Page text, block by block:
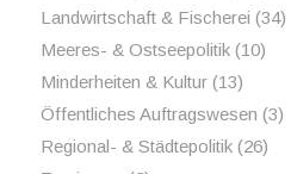
Landwirtschaft & Fischerei (34)
Meeres- & Ostseepolitik(10)
Minderheiten & Kultur(13)
Öffentliches Auftragswesen (3)
Regional- & Städtepolitik(26)